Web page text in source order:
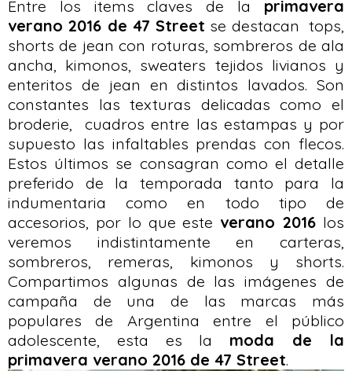
Entre los items claves de la primavera
verano 2016 de 47 Street se destacan tops,
shorts de jean con roturas, sombreros de ala
ancha, kimonos, sweaters tejidos livianos y
enteritos de jean en distintos lavados. Son
constantes las texturas delicadas como el
broderie, cuadros entre las estampas y por
supuesto las infaltables prendas con flecos.
Estos últimos se consagran como el detalle
preferido de la temporada tanto para la
indumentaria como en todo tipo de
accesorios, por lo que este verano 2016 los
veremos indistintamente en carteras,
sombreros, remeras, kimonos y shorts.
Compartimos algunas de las imágenes de
campaña de una de las marcas más
populares de Argentina entre el público
adolescente, esta es la moda de la
primavera verano 2016 de 47 Street.